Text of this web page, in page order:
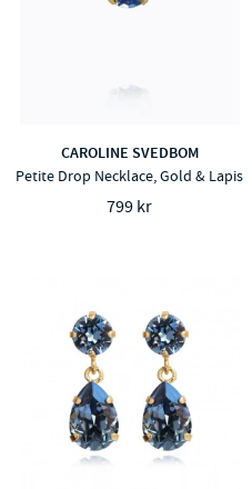
CAROLINE SVEDBOM
Petite Drop Necklace, Gold & Lapis
799 kr